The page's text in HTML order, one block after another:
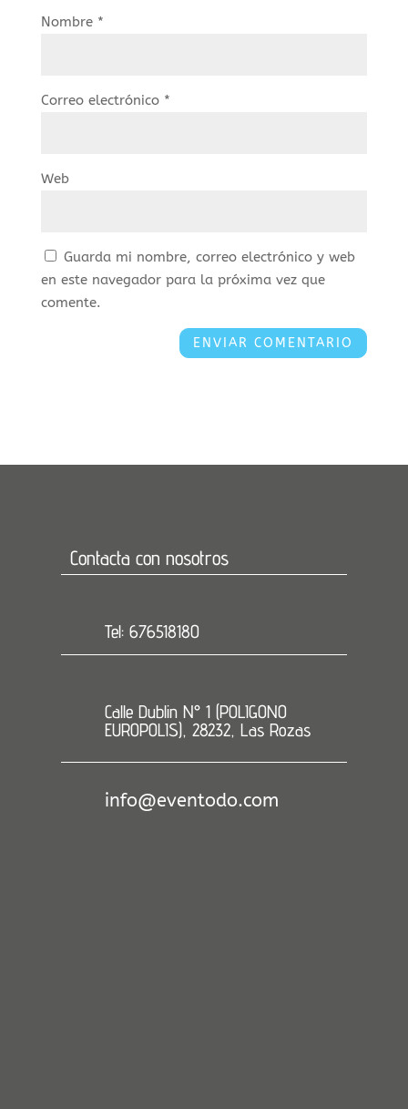
Nombre *
Correo electrónico *
Web
Guarda mi nombre, correo electrónico y web
en este navegador para la próxima vez que
comente.
Contacta con nosotros
Tel: 676518180
Calle Dublin N° 1 (POLIGONO
EUROPOLIS), 28232, Las Rozas
info@eventodo.com